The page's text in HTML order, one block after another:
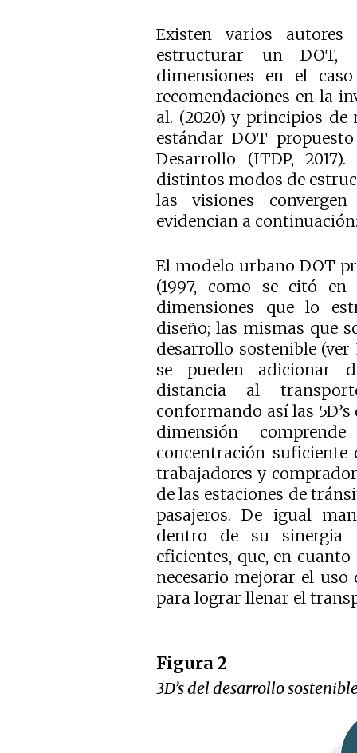
Existen varios
estructurar un DOT,
dimensiones en el
recomendaciones en la
al. (2020) y principios
estándar DOT
Desarrollo (ITDP,
distintos modos de
las visiones
evidencian a
El modelo urbano DOT
(1997, como se citó en
dimensiones que lo
diseño; las mismas que
desarrollo sostenible
se pueden adicionar
distancia al
conformando así las
dimensión
concentración suficiente
trabajadores y
de las estaciones de
pasajeros. De igual
dentro de su sinergia
eficientes, que, en
necesario mejorar el uso
para lograr llenar el
Figura 2
3D’s del desarrollo